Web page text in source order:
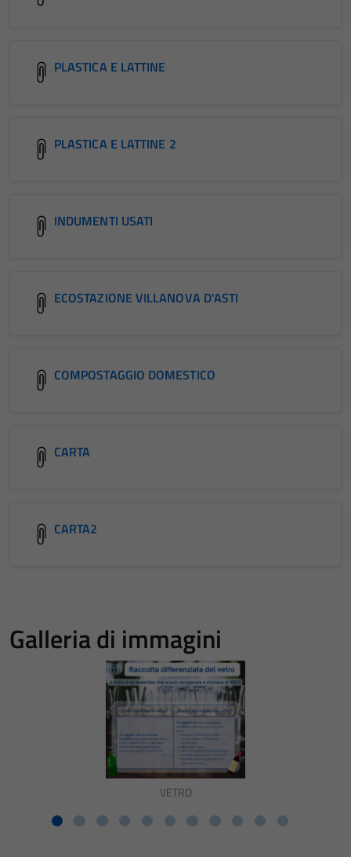
PLASTICA E LATTINE
PLASTICA E LATTINE 2
INDUMENTI USATI
ECOSTAZIONE VILLANOVA D'ASTI
COMPOSTAGGIO DOMESTICO
CARTA
CARTA2
Galleria di immagini
VETRO